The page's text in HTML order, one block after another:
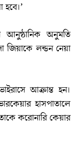
হবে।’
আনুষ্ঠানিক অনুমতি
জিয়াকে লন্ডন নেয়া
আক্রান্ত হন।
হাসপাতালে
করোনারি কেয়ার